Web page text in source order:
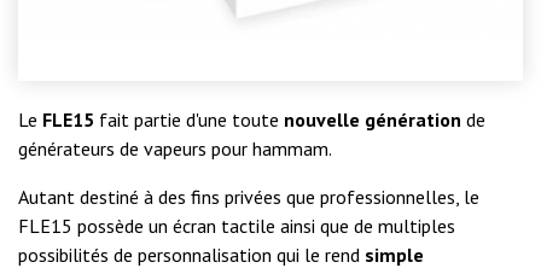
Le FLE15 fait partie d'une toute nouvelle génération de
générateurs de vapeurs pour hammam.
Autant destiné à des fins privées que professionnelles, le
FLE15 possède un écran tactile ainsi que de multiples
possibilités de personnalisation qui le rend simple